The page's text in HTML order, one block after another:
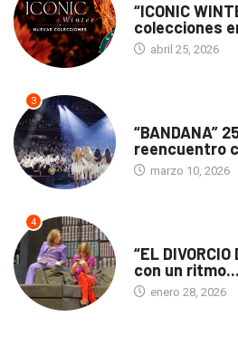
“ICONIC
colecciones
abril 25, 2026
3
“BANDANA”
reencuentro
marzo 10, 2026
4
“EL
con un ritmo...
enero 28, 2026